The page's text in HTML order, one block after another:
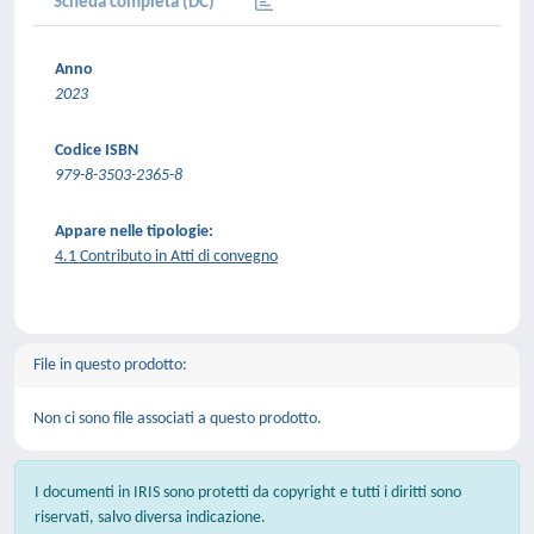
Anno
2023
Codice ISBN
979-8-3503-2365-8
Appare nelle tipologie:
4.1 Contributo in Atti di convegno
File in questo prodotto:
Non ci sono file associati a questo prodotto.
I documenti in IRIS sono protetti da copyright e tutti i diritti sono
riservati, salvo diversa indicazione.